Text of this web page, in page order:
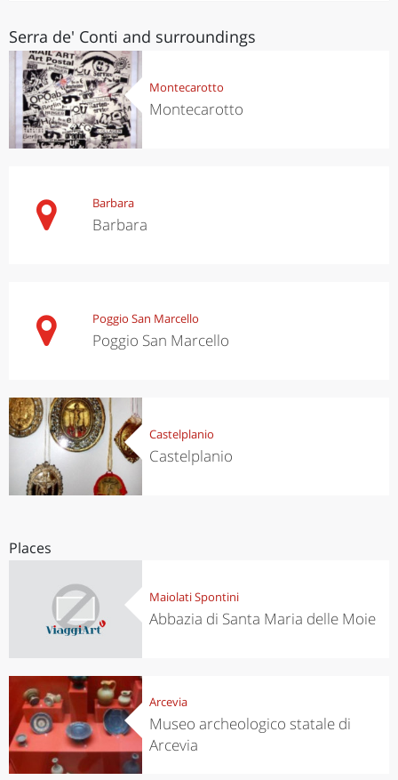
Serra de' Conti and surroundings
Montecarotto
Montecarotto
Barbara
Barbara
Poggio San Marcello
Poggio San Marcello
Castelplanio
Castelplanio
Places
Maiolati Spontini
Abbazia di Santa Maria delle Moie
Arcevia
Museo archeologico statale di
Arcevia